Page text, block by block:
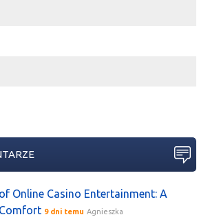
Online Casino Entertainment: A
9 dni temu Agnieszka